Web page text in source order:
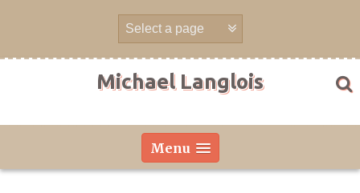
Michael Langlois
Menu